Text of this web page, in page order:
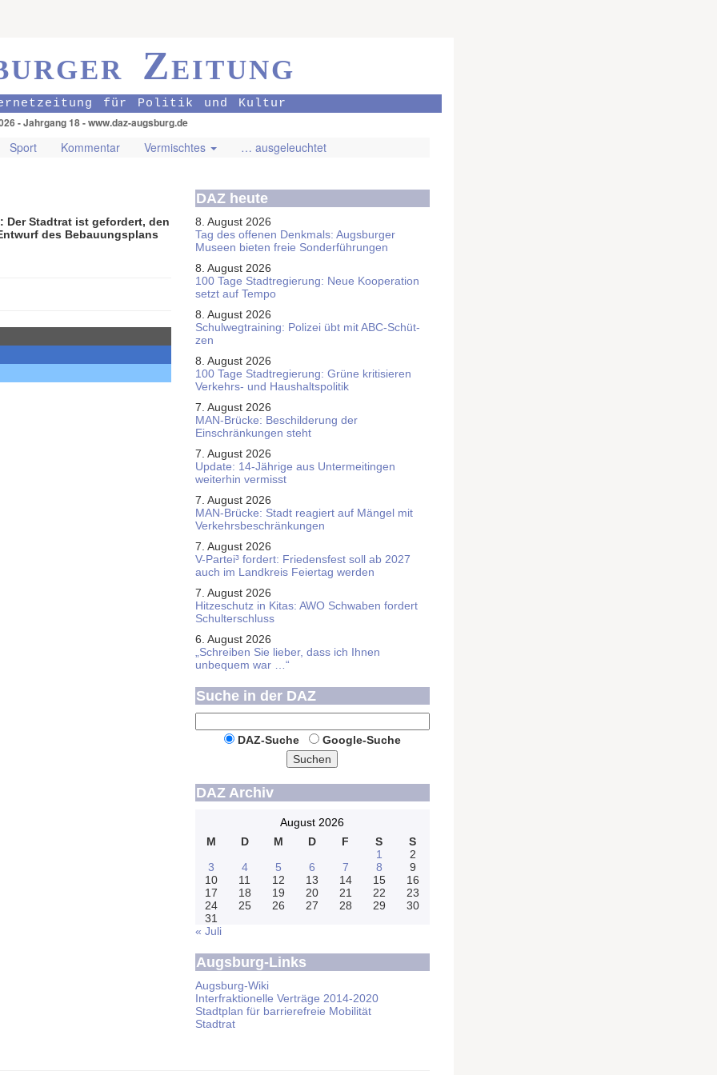
Zeitung
für Politik und Kultur
- Jahrgang 18 - www.daz-augsburg.de
Sport Kommentar Vermischtes … ausgeleuchtet
Der Stadtrat ist gefordert, den
des Bebauungsplans
DAZ heute
8. August 2026
Tag des offenen Denkmals: Augsburger
Museen bieten freie Sonderführungen
8. August 2026
100 Tage Stadtregierung: Neue Kooperation
setzt auf Tempo
8. August 2026
Schul­weg­trai­ning: Poli­zei übt mit ABC-Schüt­
zen
8. August 2026
100 Tage Stadtregierung: Grüne kritisieren
Verkehrs- und Haushaltspolitik
7. August 2026
MAN-Brücke: Beschilderung der
Einschränkungen steht
7. August 2026
Update: 14-Jährige aus Untermeitingen
weiterhin vermisst
7. August 2026
MAN-Brücke: Stadt reagiert auf Mängel mit
Verkehrsbeschränkungen
7. August 2026
V-Partei­³ fordert: Friedens­fest soll ab 2027
auch im Land­kreis Feier­tag werden
7. August 2026
Hitzeschutz in Kitas: AWO Schwaben fordert
Schulterschluss
6. August 2026
„Schreiben Sie lieber, dass ich Ihnen
unbequem war …“
Suche in der DAZ
DAZ-Suche
Google-Suche
Suchen
DAZ Archiv
August 2026
M
D M D F S
S
1
2
3
4 5 6 7 8
9
10
11 12 13 14 15
16
17
18 19 20 21 22
23
24
25 26 27 28 29
30
31
« Juli
Augsburg-Links
Augsburg-Wiki
Interfraktionelle Verträge 2014-2020
Stadtplan für barrierefreie Mobilität
Stadtrat